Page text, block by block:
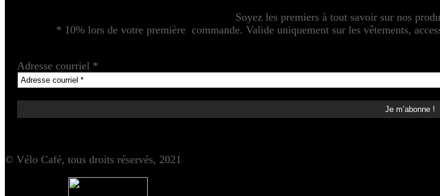
Soyez les premiers à tout savoir sur nos
* 10% lors de votre première commande. Valide uniquement sur les vêtements,
Adresse courriel *
© Vélo Café, tous droits réservés, 2021